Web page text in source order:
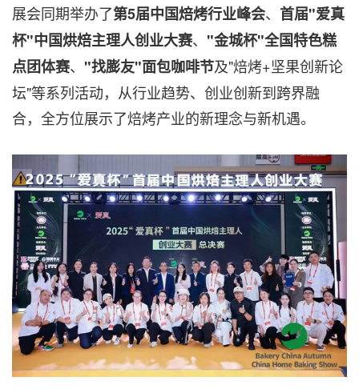
展会同期举办了第5届中国焙烤行业峰会、 首届"爱真
杯"中国烘焙主理人创业大赛、 "金城杯"全国特色糕
点团体赛、 "找膨友"面包咖啡节及"焙烤+坚果创新论
坛"等系列活动，从行业趋势、创业创新到跨界融
合，全方位展示了焙烤产业的新理念与新机遇。